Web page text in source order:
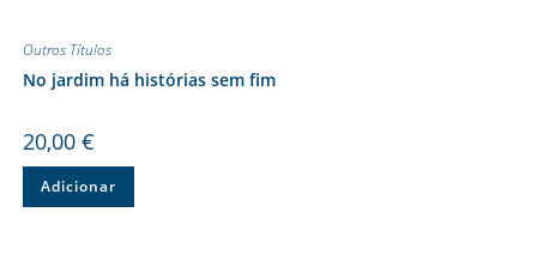
Outros Títulos
No jardim há histórias sem fim
20,00 €
Adicionar